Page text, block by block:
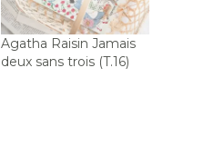
Agatha Raisin Jamais
deux sans trois (T.16)